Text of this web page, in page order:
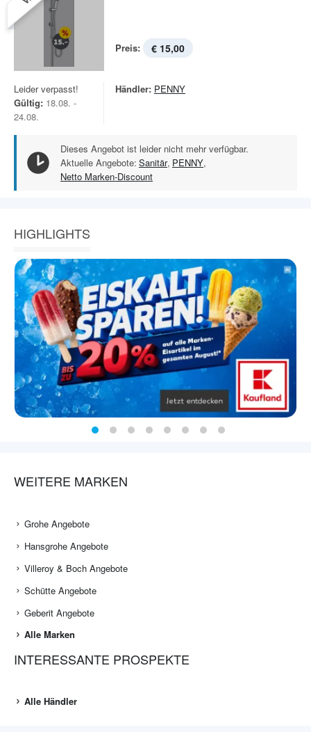
Preis: € 15,00
Leider verpasst!
Gültig: 18.08. -
24.08.
Händler: PENNY
Dieses Angebot ist leider nicht mehr verfügbar.
Aktuelle Angebote: Sanitär, PENNY,
Netto Marken-Discount
HIGHLIGHTS
WEITERE MARKEN
Grohe Angebote
Hansgrohe Angebote
Villeroy & Boch Angebote
Schütte Angebote
Geberit Angebote
Alle Marken
INTERESSANTE PROSPEKTE
Alle Händler